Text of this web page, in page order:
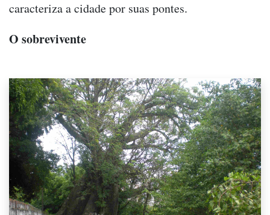
caracteriza a cidade por suas pontes.
O sobrevivente